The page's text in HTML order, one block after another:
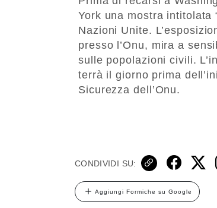
York una mostra intitolata
Nazioni Unite.
presso l’Onu, mira a
sulle popolazioni civili.
terrà il giorno prima
Sicurezza dell’Onu.
CONDIVIDI SU:
Aggiungi Formiche su Google